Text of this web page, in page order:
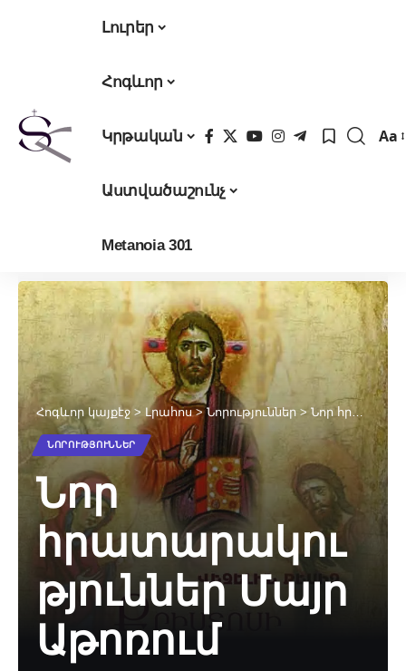
Լուրեր
Հոգևոր
Կրթական
Աստվածաշունչ
Metanoia 301
Aa
Հոգևոր կայքէջ > Լրահոս>Նորություններ > Նոր հրատարակություններ Մայր Աթոռում
ՆՈՐՈՒԹՅՈՒՆՆԵՐ
Նոր
հրատարակու
թյուններ Մայր
Աթոռում